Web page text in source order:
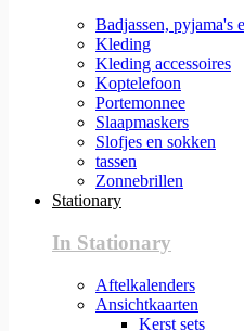
Badjassen, pyjama's
Kleding
Kleding accessoires
Koptelefoon
Portemonnee
Slaapmaskers
Slofjes en sokken
tassen
Zonnebrillen
Stationary
In Stationary
Aftelkalenders
Ansichtkaarten
Kerst sets